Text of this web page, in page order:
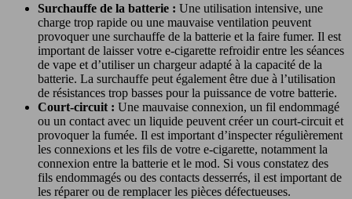
Surchauffe de la batterie : Une utilisation intensive, une
charge trop rapide ou une mauvaise ventilation peuvent
provoquer une surchauffe de la batterie et la faire fumer. Il est
important de laisser votre e-cigarette refroidir entre les séances
de vape et d’utiliser un chargeur adapté à la capacité de la
batterie. La surchauffe peut également être due à l’utilisation
de résistances trop basses pour la puissance de votre batterie.
Court-circuit : Une mauvaise connexion, un fil endommagé
ou un contact avec un liquide peuvent créer un court-circuit et
provoquer la fumée. Il est important d’inspecter régulièrement
les connexions et les fils de votre e-cigarette, notamment la
connexion entre la batterie et le mod. Si vous constatez des
fils endommagés ou des contacts desserrés, il est important de
les réparer ou de remplacer les pièces défectueuses.